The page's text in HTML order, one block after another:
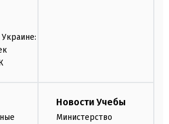
Новости Учебы
Министерство